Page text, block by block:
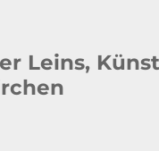
Leins,